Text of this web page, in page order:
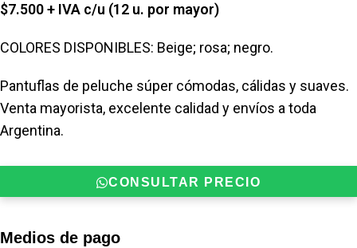
$7.500 + IVA c/u (12 u. por mayor)
COLORES DISPONIBLES: Beige; rosa; negro.
Pantuflas de peluche súper cómodas, cálidas y suaves.
Venta mayorista, excelente calidad y envíos a toda
Argentina.
CONSULTAR PRECIO
Medios de pago